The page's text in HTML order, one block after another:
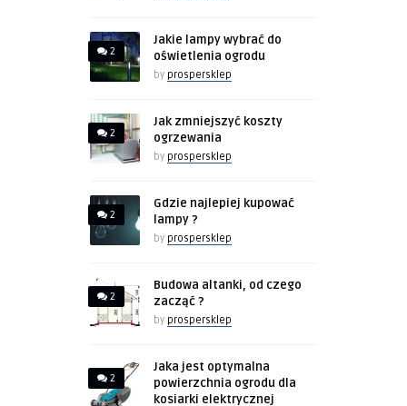
2
Jakie lampy wybrać do
oświetlenia ogrodu
by prospersklep
2
Jak zmniejszyć koszty
ogrzewania
by prospersklep
2
Gdzie najlepiej kupować
lampy ?
by prospersklep
2
Budowa altanki, od czego
zacząć ?
by prospersklep
2
Jaka jest optymalna
powierzchnia ogrodu dla
kosiarki elektrycznej